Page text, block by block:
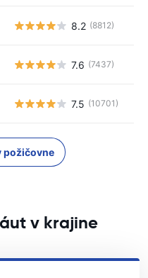
8.2 (8812)
7.6 (7437)
7.5 (10701)
požičovne
v krajine
v krajine Atlanta